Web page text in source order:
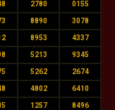
2780 0155
8890 3078
8953 4337
5213 9345
5262 2674
4802 6410
1257 8496